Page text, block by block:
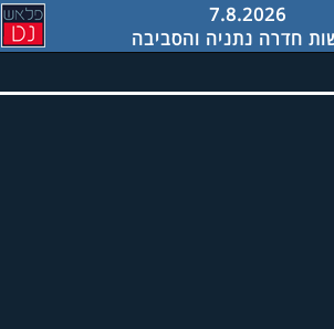
7.8.2026
חדרה נתניה והסביבה